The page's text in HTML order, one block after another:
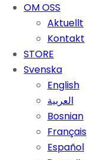
OM OSS
Aktuellt
Kontakt
STORE
Svenska
English
العربية
Bosnian
Français
Español